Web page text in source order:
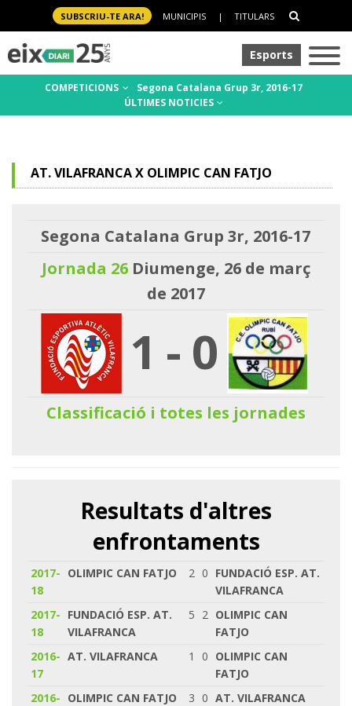
SUBSCRIU-TE ARA! MUNICIPIS | TITULARS
Esports
COMPETICIONS
Segona Catalana Grup 3r, 2016-17
ÚLTIMES NOTICIES
AT. VILAFRANCA X OLIMPIC CAN FATJO
Segona Catalana Grup 3r, 2016-17
Jornada 26Diumenge, 26 de març
de 2017
1 - 0
Classificació i totes les jornades
Resultats d'altres
enfrontaments
2017-
18
OLIMPIC CAN FATJO 2 0 FUNDACIÓ ESP. AT.
VILAFRANCA
2017-
18
FUNDACIÓ ESP. AT.
VILAFRANCA
5 2 OLIMPIC CAN
FATJO
2016-
17
AT. VILAFRANCA 1 0 OLIMPIC CAN
FATJO
2016- OLIMPIC CAN FATJO 3 0 AT. VILAFRANCA